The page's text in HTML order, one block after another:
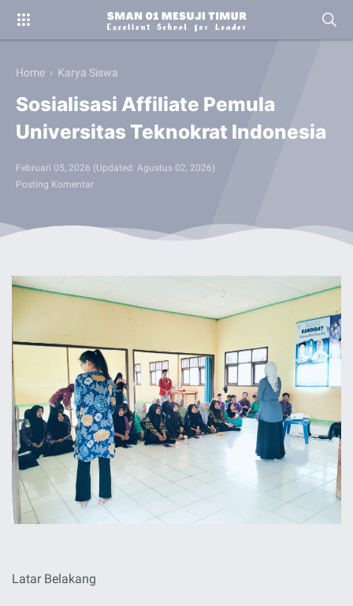
Home › Karya Siswa
Sosialisasi Affiliate Pemula
Universitas Teknokrat Indonesia
Februari 05, 2026 (Updated: Agustus 02, 2026)
Posting Komentar
Latar Belakang